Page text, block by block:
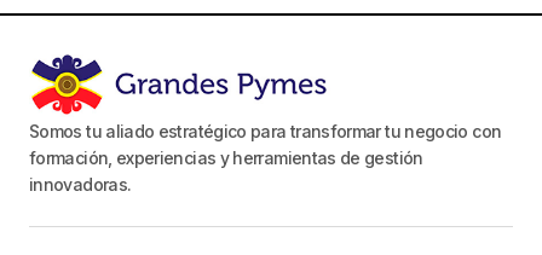
Somos tu aliado estratégico para transformar tu negocio con
formación, experiencias y herramientas de gestión
innovadoras.